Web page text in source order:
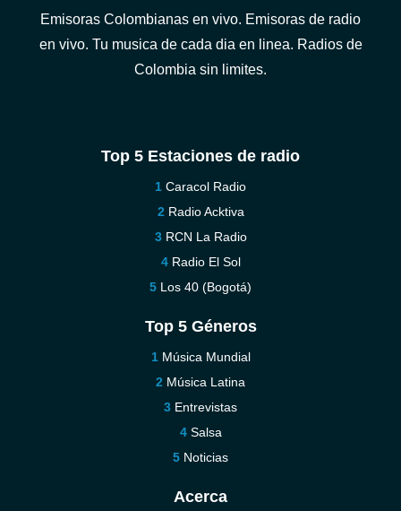
Emisoras Colombianas en vivo. Emisoras de radio
en vivo. Tu musica de cada dia en linea. Radios de
Colombia sin limites.
Top 5 Estaciones de radio
Caracol Radio
Radio Acktiva
RCN La Radio
Radio El Sol
Los 40 (Bogotá)
Top 5 Géneros
Música Mundial
Música Latina
Entrevistas
Salsa
Noticias
Acerca